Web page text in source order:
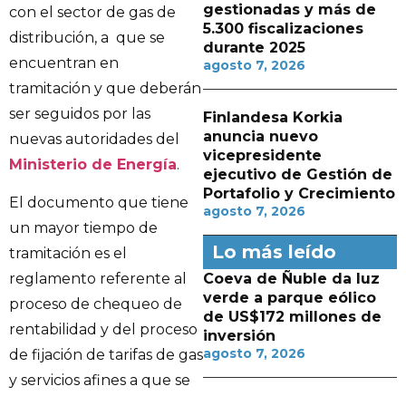
con el sector de gas de
distribución, a que se
encuentran en
tramitación y que deberán
ser seguidos por las
nuevas autoridades del
Ministerio de Energía.
El documento que tiene
un mayor tiempo de
tramitación es el
reglamento referente al
proceso de chequeo de
rentabilidad y del proceso
de fijación de tarifas de gas
y servicios afines a que se
gestionadas y más de
5.300 fiscalizaciones
durante 2025
agosto 7, 2026
Finlandesa Korkia
anuncia nuevo
vicepresidente
ejecutivo de Gestión de
Portafolio y Crecimiento
agosto 7, 2026
Lo más leído
Coeva de Ñuble da luz
verde a parque eólico
de US$172 millones de
inversión
agosto 7, 2026